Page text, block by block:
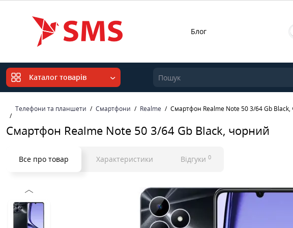
Блог
Каталог товарів
Телефони та планшети Смартфони Realme Смартфон Realme Note 50 3/64 Gb Black,
Смартфон Realme Note 50 3/64 Gb Black, чорний
Все про товар Характеристики Відгуки 0